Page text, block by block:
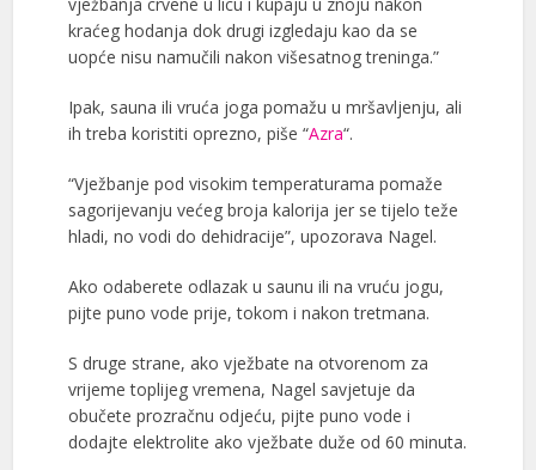
kraćeg hodanja dok drugi izgledaju kao da se
uopće nisu namučili nakon višesatnog treninga.”
Ipak, sauna ili vruća joga pomažu u mršavljenju, ali
ih treba koristiti oprezno, piše “Azra“.
“Vježbanje pod visokim temperaturama pomaže
sagorijevanju većeg broja kalorija jer se tijelo teže
hladi, no vodi do dehidracije”, upozorava Nagel.
Ako odaberete odlazak u saunu ili na vruću jogu,
pijte puno vode prije, tokom i nakon tretmana.
S druge strane, ako vježbate na otvorenom za
vrijeme toplijeg vremena, Nagel savjetuje da
obučete prozračnu odjeću, pijte puno vode i
dodajte elektrolite ako vježbate duže od 60 minuta.